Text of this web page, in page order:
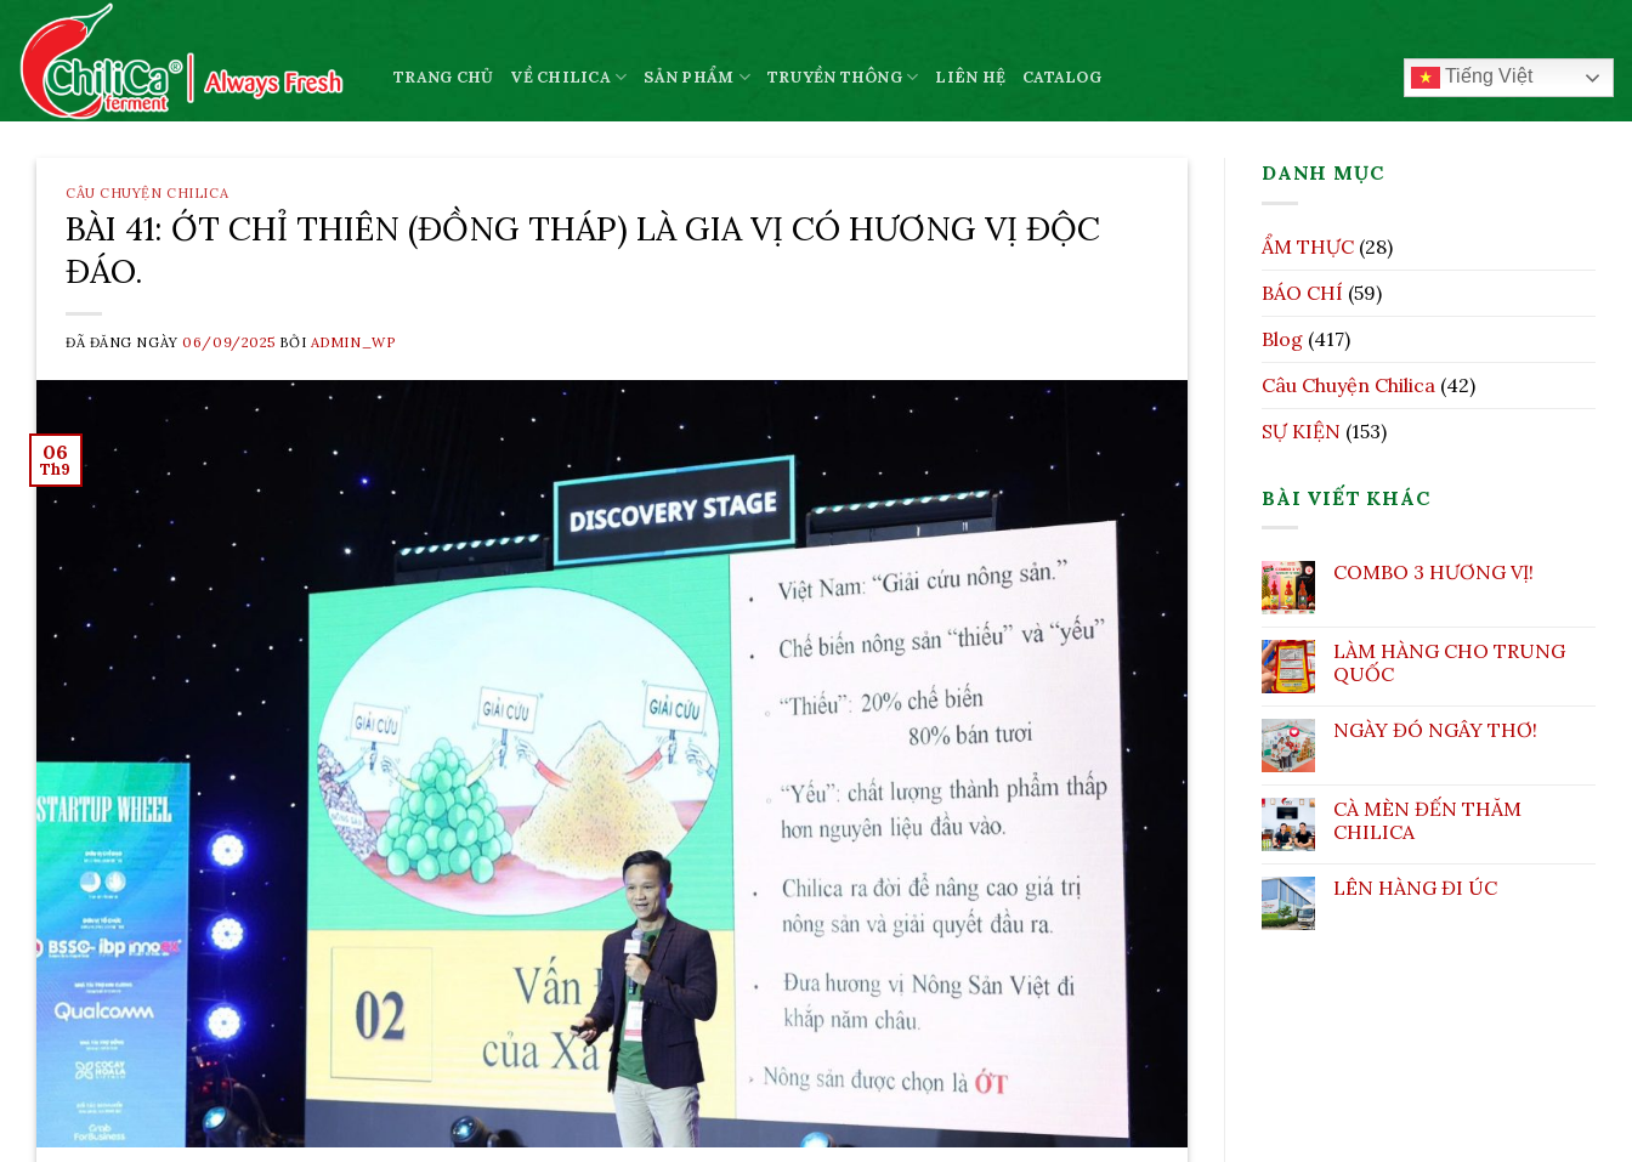
content
TRANG CHỦ VỀ CHILICA SẢN PHẨM TRUYỀN THÔNG LIÊN HỆ CATALOG Tiếng Việt
CÂU CHUYỆN CHILICA
BÀI 41: ỚT CHỈ THIÊN (ĐỒNG THÁP) LÀ GIA VỊ CÓ HƯƠNG VỊ ĐỘC
ĐÁO.
ĐÃ ĐĂNG NGÀY06/09/2025 BỞI ADMIN_WP
06
Th9
DANH MỤC
ẨM THỰC (28)
BÁO CHÍ (59)
Blog (417)
Câu Chuyện Chilica (42)
SỰ KIỆN (153)
BÀI VIẾT KHÁC
COMBO 3 HƯƠNG VỊ!
LÀM HÀNG CHO TRUNG
QUỐC
NGÀY ĐÓ NGÂY THƠ!
CÀ MÈN ĐẾN THĂM
CHILICA
LÊN HÀNG ĐI ÚC